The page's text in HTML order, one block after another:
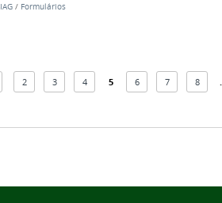
/ Formulários
2 3 4 5 6 7 8